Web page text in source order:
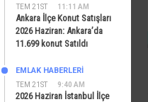
TEM 21ST 11:11 AM
Ankara İlçe Konut Satışları
2026 Haziran: Ankara’da
11.699 konut Satıldı
TEM 21ST 9:40 AM
EMLAK HABERLERI
2026 Haziran İstanbul İlçe